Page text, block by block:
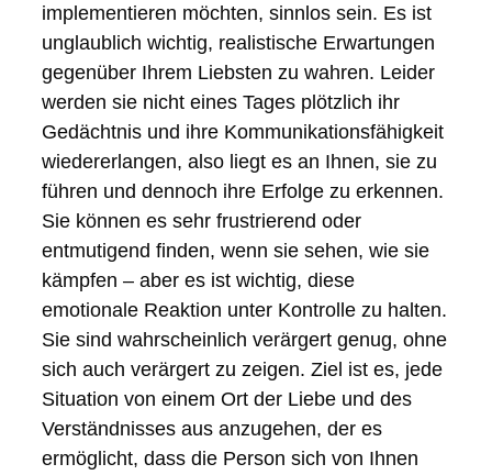
implementieren möchten, sinnlos sein. Es ist
unglaublich wichtig, realistische Erwartungen
gegenüber Ihrem Liebsten zu wahren. Leider
werden sie nicht eines Tages plötzlich ihr
Gedächtnis und ihre Kommunikationsfähigkeit
wiedererlangen, also liegt es an Ihnen, sie zu
führen und dennoch ihre Erfolge zu erkennen.
Sie können es sehr frustrierend oder
entmutigend finden, wenn sie sehen, wie sie
kämpfen – aber es ist wichtig, diese
emotionale Reaktion unter Kontrolle zu halten.
Sie sind wahrscheinlich verärgert genug, ohne
sich auch verärgert zu zeigen. Ziel ist es, jede
Situation von einem Ort der Liebe und des
Verständnisses aus anzugehen, der es
ermöglicht, dass die Person sich von Ihnen